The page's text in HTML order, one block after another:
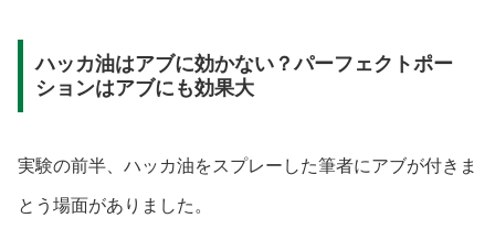
ハッカ油はアブに効かない？パーフェクトポー
ションはアブにも効果大
実験の前半、ハッカ油をスプレーした筆者にアブが付きま
とう場面がありました。